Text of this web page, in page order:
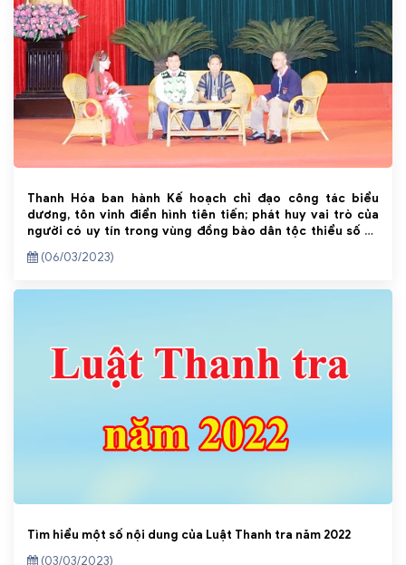
Thanh Hóa ban hành Kế hoạch chỉ đạo công tác biểu
dương, tôn vinh điển hình tiên tiến; phát huy vai trò của
người có uy tín trong vùng đồng bào dân tộc thiểu số và
(06/03/2023)
Tìm hiểu một số nội dung của Luật Thanh tra năm 2022
(03/03/2023)